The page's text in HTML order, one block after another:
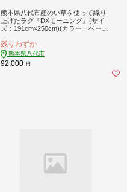
熊本県八代市産のい草を使って織り
上げたラグ『DXモーニング』(サイ
ズ：191cm×250cm)(カラー：ベージ
ペット 絨毯 マット 織物 敷き物 イン
テリア
残りわずか
熊本県八代市
92,000 円